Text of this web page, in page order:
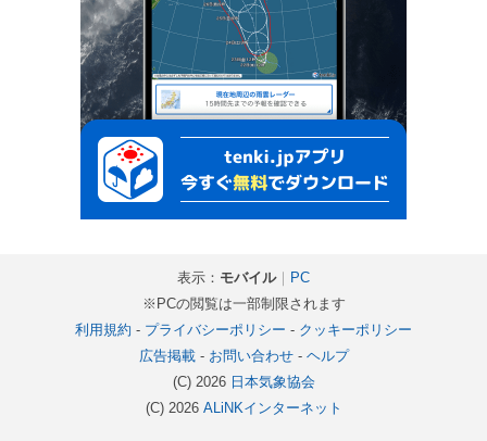
表示： モバイル｜ PC
※PCの閲覧は一部制限されます
利用規約 - プライバシーポリシー - クッキーポリシー
広告掲載- お問い合わせ- ヘルプ
(C) 2026 日本気象協会
(C) 2026 ALiNKインターネット